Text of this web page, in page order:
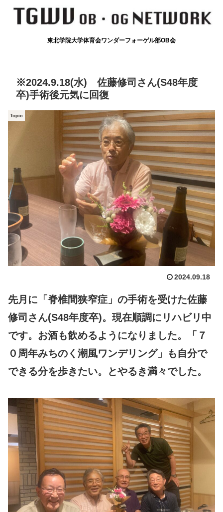
東北学院大学体育会ワンダーフォーゲル部OB会
※2024.9.18(水) 佐藤修司さん(S48年度
卒)手術後元気に回復
Topic
2024.09.18
先月に「脊椎間狭窄症」の手術を受けた佐藤
修司さん(S48年度卒)。現在順調にリハビリ中
です。お酒も飲めるようになりました。「７
０周年みちのく潮風ワンデリング」も自分で
できる分を歩きたい。とやるき満々でした。